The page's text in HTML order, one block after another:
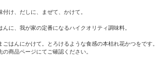
け、だしに、まぜて、かけて。
に、我が家の定番になるハイクオリティ調味料。
はんにかけて。とろけるような食感の本枯れ花かつをです。
商品ページにてご確認ください。